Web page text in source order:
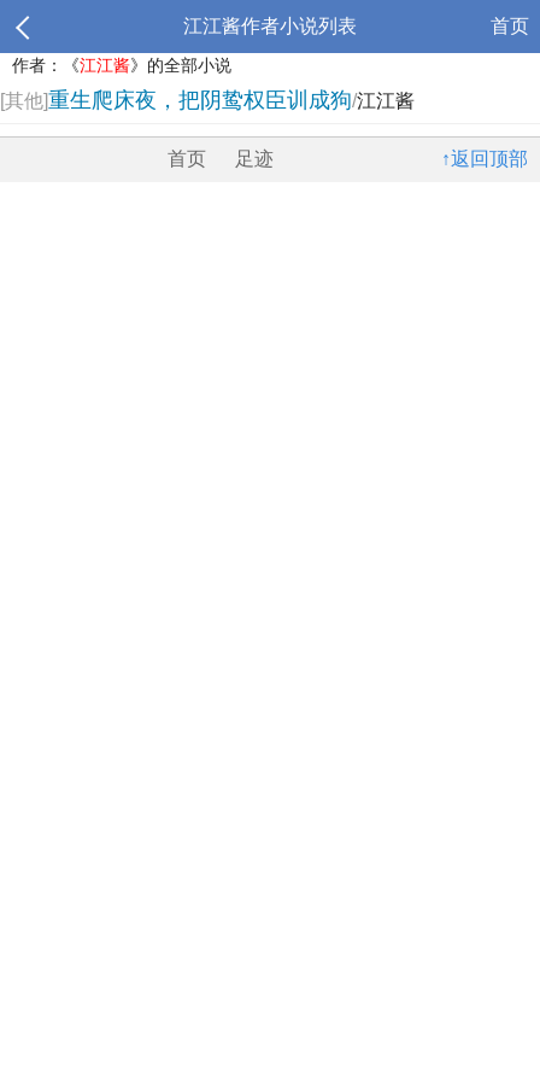
江江酱作者小说列表 首页
作者：《江江酱》的全部小说
[其他]重生爬床夜，把阴鸷权臣训成狗/江江酱
↑返回顶部
首页 足迹